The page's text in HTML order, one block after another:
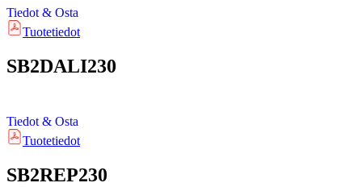
Tiedot & Osta
Tuotetiedot
SB2DALI230
Tiedot & Osta
Tuotetiedot
SB2REP230